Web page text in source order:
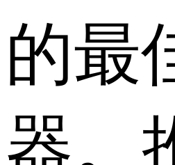
的最
器。